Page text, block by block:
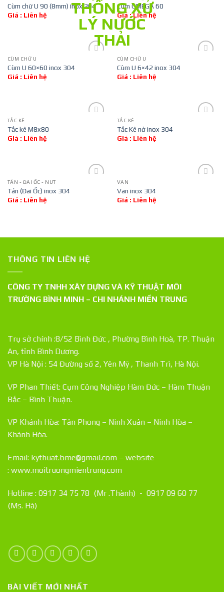
Add to
wishlist
Cùm chữ U 90 (8mm) inox 304
Giá : Liên hệ
Cùm OMEGA 60
Giá : Liên hệ
CÙM CHỮ U
Cùm U 60×60 inox 304
Giá : Liên hệ
CÙM CHỮ U
Cùm U 6×42 inox 304
Giá : Liên hệ
TẮC KÊ
Tắc kê M8x80
Giá : Liên hệ
TẮC KÊ
Tắc Kê nở inox 304
Giá : Liên hệ
TÁN - ĐAI ỐC - NUT
Tán (Đai Ốc) inox 304
Giá : Liên hệ
VAN
Van inox 304
Giá : Liên hệ
THÔNG TIN LIÊN HỆ
CÔNG TY TNHH XÂY DỰNG VÀ KỸ THUẬT MÔI
TRƯỜNG BÌNH MINH – CHI NHÁNH MIỀN TRUNG
Trụ sở chính :8/52 Bình Đức , Phường Bình Hoà, TP. Thuận
An, tỉnh Bình Dương.
VP Hà Nội : 54 Đường số 2, Yên Mỹ , Thanh Trì, Hà Nội.
VP Phan Thiết: Cụm Công Nghiệp Hàm Đức – Hàm Thuận
Bắc – Bình Thuận.
VP Khánh Hòa: Tân Phong – Ninh Xuân – Ninh Hòa –
Khánh Hòa.
Email: kythuat.bme@gmail.com – website
: www.moitruongmientrung.com
Hotline : 0917 34 75 78 (Mr .Thành) - 0917 09 60 77
(Ms. Hà)
BÀI VIẾT MỚI NHẤT